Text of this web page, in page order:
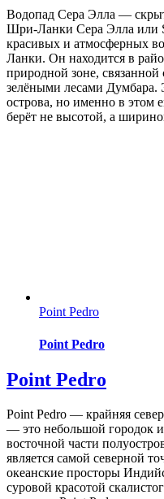
Водопад Сера Элла —
Шри-Ланки Сера Элла или
красивых и атмосферных
Ланки. Он находится в
природной зоне,
зелёными лесами
острова, но именно в этом
берёт не высотой, а
Point Pedro
Point Pedro
Point Pedro
Point Pedro — крайняя
— это небольшой городок
восточной части
является самой северной
океанские просторы
суровой красотой